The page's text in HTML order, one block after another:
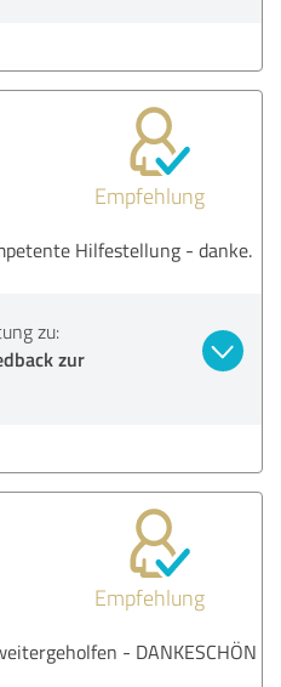
Empfehlung
Hilfestellung - danke.
zu:
zur
Empfehlung
- DANKESCHÖN